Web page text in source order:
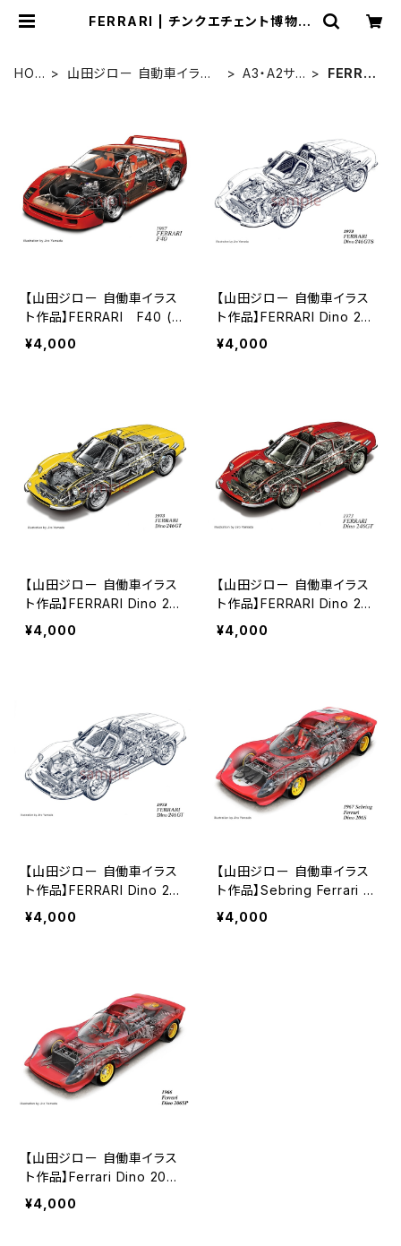
FERRARI | チンクエチェント博物館
HOM
山田ジロー 自動車イラス
A3・A2サ
FERRA
【山田ジロー 自働車イラス
ト作品】FERRARI F40 (1
987)《A3/A2サイズ》
¥4,000
【山田ジロー 自働車イラス
ト作品】FERRARI Dino 24
6GTS (1973)《A3/A2サイ
ズ》
¥4,000
【山田ジロー 自働車イラス
ト作品】FERRARI Dino 24
6GT (1973)《A3/A2サイ
ズ》
¥4,000
【山田ジロー 自働車イラス
ト作品】FERRARI Dino 24
6GT (1973)《A3/A2サイ
ズ》
¥4,000
【山田ジロー 自働車イラス
ト作品】FERRARI Dino 24
6GT (1973)《A3/A2サイ
ズ》
¥4,000
【山田ジロー 自働車イラス
ト作品】Sebring Ferrari D
ino 206S (1967)《A3/A2
サイズ》
¥4,000
【山田ジロー 自働車イラス
ト作品】Ferrari Dino 206S
P (1966)《A3/A2サイズ》
¥4,000